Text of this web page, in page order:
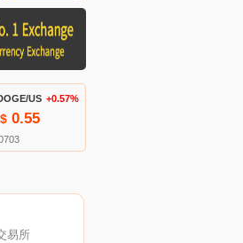
US +0.57%
0.55
易所